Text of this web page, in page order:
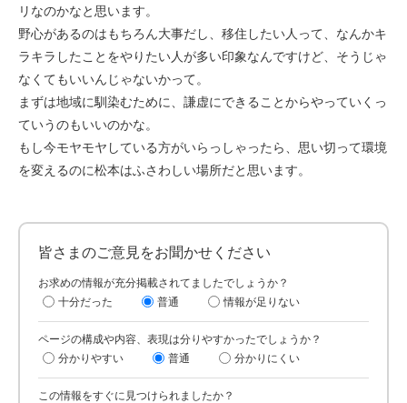
リなのかなと思います。
野心があるのはもちろん大事だし、移住したい人って、なんかキ
ラキラしたことをやりたい人が多い印象なんですけど、そうじゃ
なくてもいいんじゃないかって。
まずは地域に馴染むために、謙虚にできることからやっていくっ
ていうのもいいのかな。
もし今モヤモヤしている方がいらっしゃったら、思い切って環境
を変えるのに松本はふさわしい場所だと思います。
皆さまのご意見をお聞かせください
お求めの情報が充分掲載されてましたでしょうか？
十分だった
普通 情報が足りない
ページの構成や内容、表現は分りやすかったでしょうか？
分かりやすい
普通 分かりにくい
この情報をすぐに見つけられましたか？